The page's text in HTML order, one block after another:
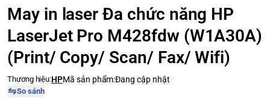
May in laser Đa chức năng HP
LaserJet Pro M428fdw (W1A30A)
(Print/ Copy/ Scan/ Fax/ Wifi)
Thương hiệu:HPMã sản phẩm:Đang cập nhật
So sánh